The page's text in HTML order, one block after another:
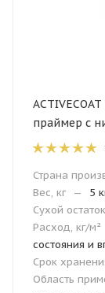
праймер с
Страна
Вес, кг
—
5
Сухой остаток
Расход, кг/м²
состояния и
Срок
Область